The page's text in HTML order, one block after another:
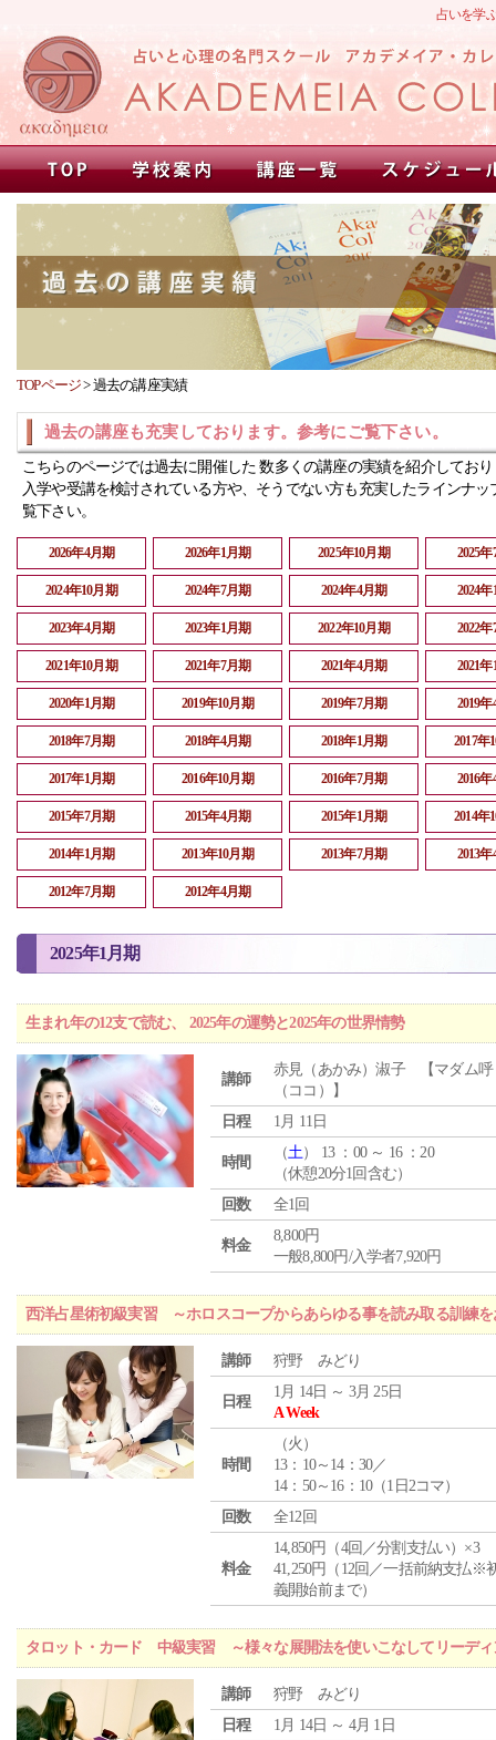
占いを学
TOPページ>過去の講座実績
過去の講座も充実しております。参考にご覧下さい。
こちらのページでは過去に開催した 数多くの講座の実績を紹介してお
入学や受講を検討されている方や、そうでない方も充実したラインナッ
覧下さい。
2026年4月期 2026年1月期 2025年10月期 2025
2024年10月期 2024年7月期 2024年4月期 2024
2023年4月期 2023年1月期 2022年10月期 2022
2021年10月期 2021年7月期 2021年4月期 2021
2020年1月期 2019年10月期 2019年7月期 2019
2018年7月期 2018年4月期 2018年1月期 2017年
2017年1月期 2016年10月期 2016年7月期 2016
2015年7月期 2015年4月期 2015年1月期 2014年
2014年1月期 2013年10月期 2013年7月期 2013
2012年7月期 2012年4月期
2025年1月期
生まれ年の12支で読む、 2025年の運勢と2025年の世界情勢
講師
赤見（あかみ）淑子 【マダム呼
（ココ）】
日程
1月 11日
時間
（土） 13 ：00 ～ 16 ：20
（休憩20分1回含む）
回数
全1回
料金
8,800円
一般8,800円/入学者7,920円
西洋占星術初級実習 ～ホロスコープからあらゆる事を読み取る訓練を
講師 狩野 みどり
日程
1月 14日 ～ 3月 25日
A Week
時間
（火 ）
13：10～14：30／
14：50～16：10（1日2コマ）
回数
全12回
料金
14,850円（4回／分割支払い）×3
41,250円（12回／一括前納支払※
義開始前まで）
タロット・カード 中級実習 ～様々な展開法を使いこなしてリーディ
講師
狩野 みどり
日程
1月 14日 ～ 4月 1日